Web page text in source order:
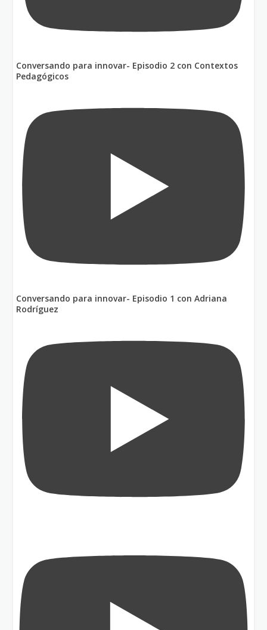
Conversando para innovar- Episodio 2 con Contextos
Pedagógicos
Conversando para innovar- Episodio 1 con Adriana
Rodríguez